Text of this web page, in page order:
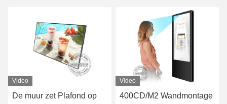
Video
De muur zet Plafond op
Video
400CD/M2 Wandmontage